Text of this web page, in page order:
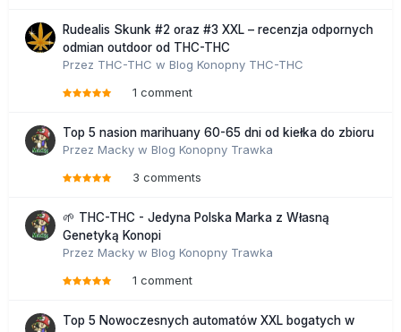
Rudealis Skunk #2 oraz #3 XXL – recenzja odpornych
odmian outdoor od THC-THC
Przez THC-THC w Blog Konopny THC-THC
1 comment
Top 5 nasion marihuany 60-65 dni od kiełka do zbioru
Przez Macky w Blog Konopny Trawka
3 comments
🌱 THC-THC - Jedyna Polska Marka z Własną
Genetyką Konopi
Przez Macky w Blog Konopny Trawka
1 comment
Top 5 Nowoczesnych automatów XXL bogatych w